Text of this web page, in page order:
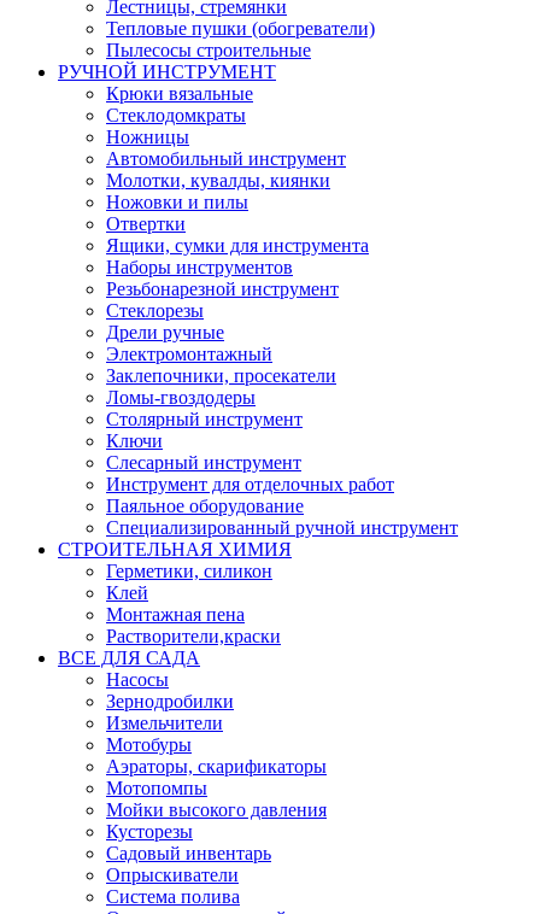
Лестницы, стремянки
Тепловые пушки (обогреватели)
Пылесосы строительные
РУЧНОЙ ИНСТРУМЕНТ
Крюки вязальные
Стеклодомкраты
Ножницы
Автомобильный инструмент
Молотки, кувалды, киянки
Ножовки и пилы
Отвертки
Ящики, сумки для инструмента
Наборы инструментов
Резьбонарезной инструмент
Стеклорезы
Дрели ручные
Электромонтажный
Заклепочники, просекатели
Ломы-гвоздодеры
Столярный инструмент
Ключи
Слесарный инструмент
Инструмент для отделочных работ
Паяльное оборудование
Специализированный ручной инструмент
СТРОИТЕЛЬНАЯ ХИМИЯ
Герметики, силикон
Клей
Монтажная пена
Растворители,краски
ВСЕ ДЛЯ САДА
Насосы
Зернодробилки
Измельчители
Мотобуры
Аэраторы, скарификаторы
Мотопомпы
Мойки высокого давления
Кусторезы
Садовый инвентарь
Опрыскиватели
Система полива